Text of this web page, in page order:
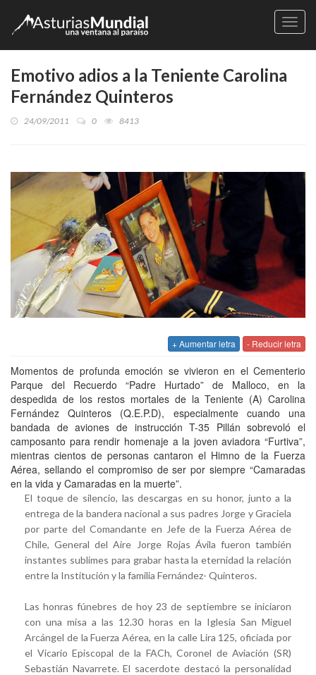
Emotivo adios a la Teniente Carolina
Fernández Quinteros
24/09/2011 0 8413
+ Aumentar letra - Reducir letra
Momentos de profunda emoción se vivieron en el Cementerio
Parque del Recuerdo “Padre Hurtado” de Malloco, en la
despedida de los restos mortales de la Teniente (A) Carolina
Fernández Quinteros (Q.E.P.D), especialmente cuando una
bandada de aviones de instrucción T-35 Pillán sobrevoló el
camposanto para rendir homenaje a la joven aviadora “Furtiva”,
mientras cientos de personas cantaron el Himno de la Fuerza
Aérea, sellando el compromiso de ser por siempre “Camaradas
en la vida y Camaradas en la muerte”.
El toque de silencio, las descargas en su honor, junto a la
entrega de la bandera nacional a sus padres Jorge y Graciela
por parte del Comandante en Jefe de la Fuerza Aérea de
Chile, General del Aire Jorge Rojas Ávila fueron también
instantes sublimes para grabar hasta la eternidad la relación
entre la Institución y la familia Fernández- Quinteros.
Las honras fúnebres de hoy 23 de septiembre se iniciaron
con una misa a las 12.30 horas en la Iglesia San Miguel
Arcángel de la Fuerza Aérea, en la calle Lira 125, oficiada por
el Vicario Episcopal de la FACh, Coronel de Aviación (SR)
Sebastián Navarrete. El sacerdote destacó la personalidad